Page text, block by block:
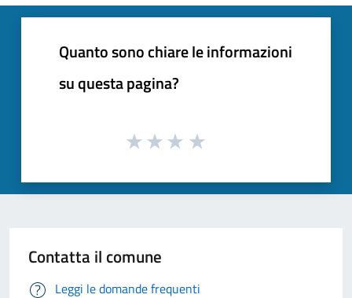
Quanto sono chiare le informazioni
su questa pagina?
Contatta il comune
Leggi le domande frequenti